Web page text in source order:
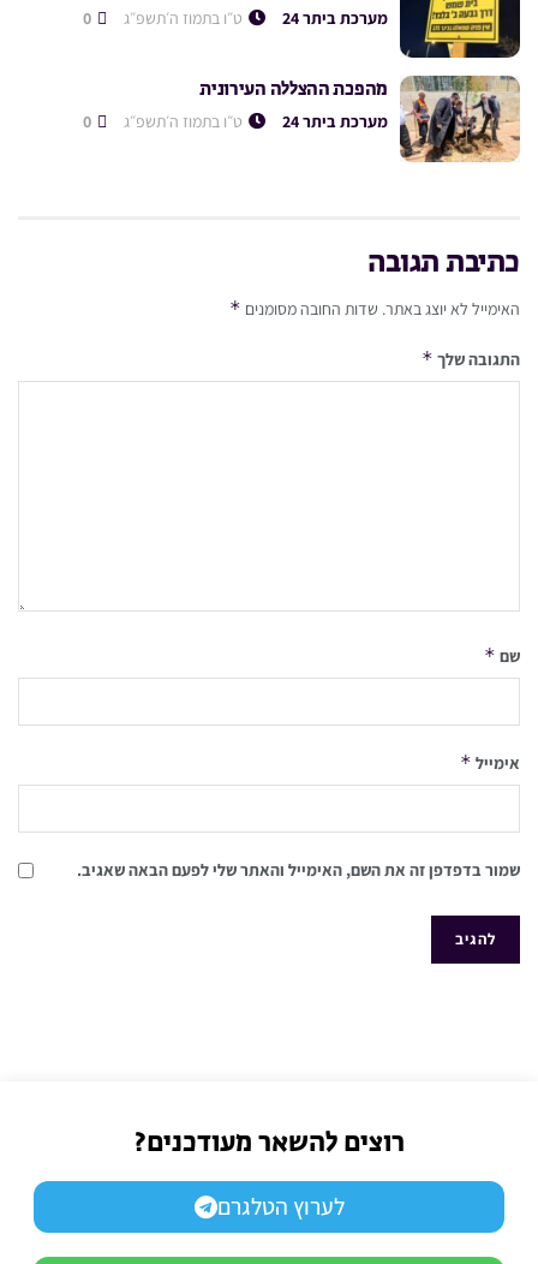
מערכת ביתר 24 ט״ו בתמוז ה׳תשפ״ג
מהפכת ההצללה העירונית
מערכת ביתר 24 ט״ו בתמוז ה׳תשפ״ג
כתיבת תגובה
האימייל לא יוצג באתר. שדות החובה מסומנים *
התגובה שלך *
שם *
אימייל *
שמור בדפדפן זה את השם, האימייל והאתר שלי לפעם הבאה שאגיב.
רוצים להשאר מעודכנים?
לערוץ הטלגרם